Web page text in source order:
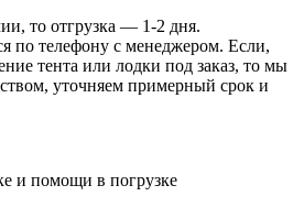
то отгрузка — 1-2 дня.
по телефону с менеджером. Если,
тента или лодки под заказ, то мы
уточняем примерный срок и
и помощи в погрузке